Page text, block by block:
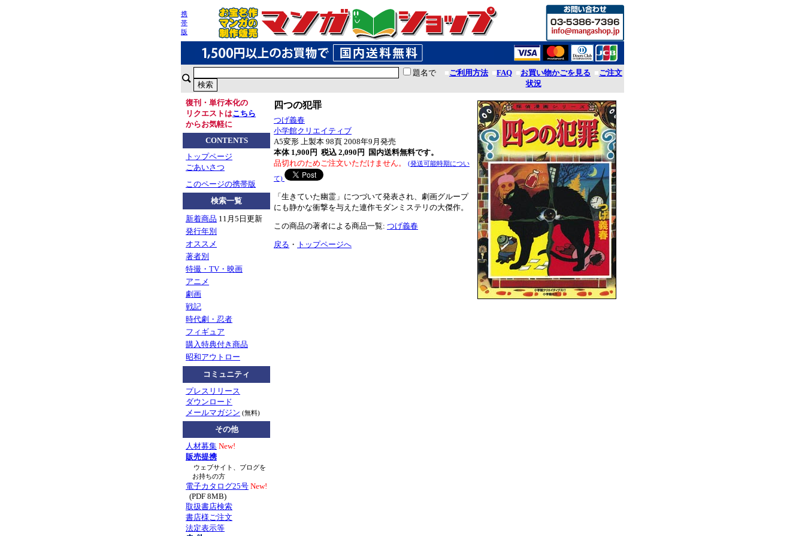
携
帯
版
題名で ■ご利用方法■FAQ ■お買い物かごを見る ■ご注文
状況
復刊・単行本化の
リクエストはこちら
からお気軽に
CONTENTS
トップページ
ごあいさつ
このページの携帯版
検索一覧
新着商品 11月5日更新
発行年別
オススメ
著者別
特撮・TV・映画
アニメ
劇画
戦記
時代劇・忍者
フィギュア
購入特典付き商品
昭和アウトロー
コミュニティ
プレスリリース
ダウンロード
メールマガジン (無料)
その他
人材募集 New!
販売提携
ウェブサイト、ブログを
お持ちの方
電子カタログ25号 New!
(PDF 8MB)
取扱書店検索
書店様ご注文
法定表示等
四つの犯罪
つげ義春
小学館クリエイティブ
A5変形 上製本 98頁 2008年9月発売
本体 1,900円 税込 2,090円
国内送料無料です。
品切れのためご注文いただけません。
(発送可能時期につい
て)
「生きていた幽霊」につづいて発表され、劇画グループ
にも静かな衝撃を与えた連作モダンミステリの大傑作。
この商品の著者による商品一覧: つげ義春
戻る ・ トップページへ